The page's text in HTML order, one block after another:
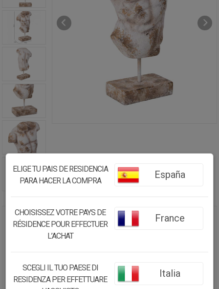
FIGURA BUSTO COLOR PIEDRA,
40X17X68H CM
72.99€
ELIGE TU PAIS DE RESIDENCIA
PARA HACER LA COMPRA
España
CHOISISSEZ VOTRE PAYS DE
RÉSIDENCE POUR EFFECTUER
L’ACHAT
France
SCEGLI IL TUO PAESE DI
RESIDENZA PER EFFETTUARE
Italia